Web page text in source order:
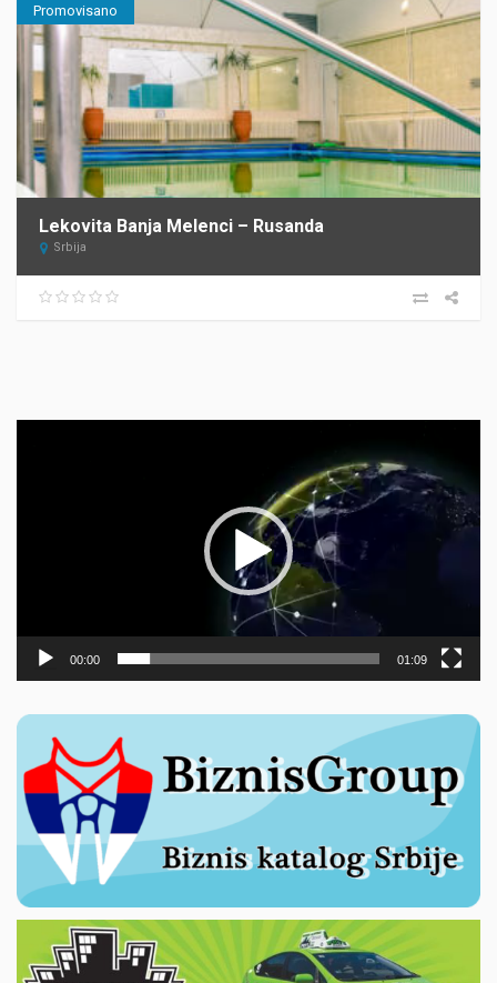
Promovisano
Lekovita Banja Melenci – Rusanda
Srbija
00:00 01:09